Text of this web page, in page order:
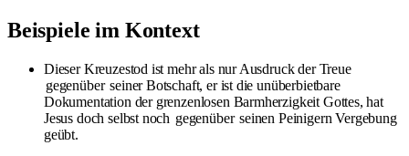
Beispiele im Kontext
Dieser Kreuzestod ist mehr als nur Ausdruck der Treue
gegenüber seiner Botschaft, er ist die unüberbietbare
Dokumentation der grenzenlosen Barmherzigkeit Gottes, hat
Jesus doch selbst noch gegenüber seinen Peinigern Vergebung
geübt.